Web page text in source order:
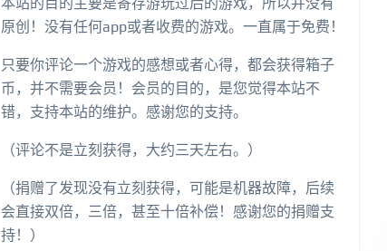
原创！没有任何app或者收费的游戏。一直属于免费！
只要你评论一个游戏的感想或者心得，都会获得箱子
币，并不需要会员！会员的目的，是您觉得本站不
错，支持本站的维护。感谢您的支持。
（评论不是立刻获得，大约三天左右。）
（捐赠了发现没有立刻获得，可能是机器故障，后续
会直接双倍，三倍，甚至十倍补偿！感谢您的捐赠支
持！）